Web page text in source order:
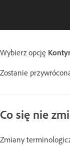
Wybierz opcję
Zostanie
Co się nie
Zmiany